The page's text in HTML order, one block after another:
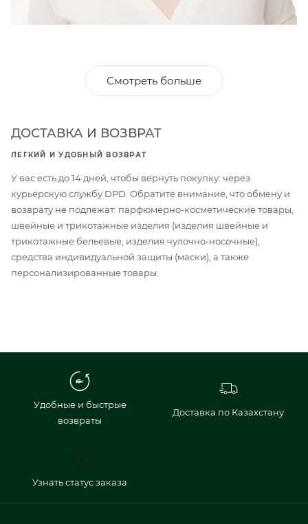
Смотреть больше
ДОСТАВКА И ВОЗВРАТ
ЛЕГКИЙ И УДОБНЫЙ ВОЗВРАТ
У вас есть до 14 дней, чтобы вернуть покупку: через
курьерскую службу DPD. Обратите внимание, что обмену и
возврату не подлежат: парфюмерно-косметические товары,
швейные и трикотажные изделия (изделия швейные и
трикотажные бельевые, изделия чулочно-носочные),
средства индивидуальной защиты (маски), а также
персонализированные товары.
Удобные и быстрые
возвраты
Доставка по Казахстану
Узнать статус заказа